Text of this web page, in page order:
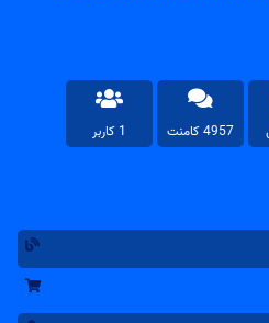
4957 کامنت 1 کاربر